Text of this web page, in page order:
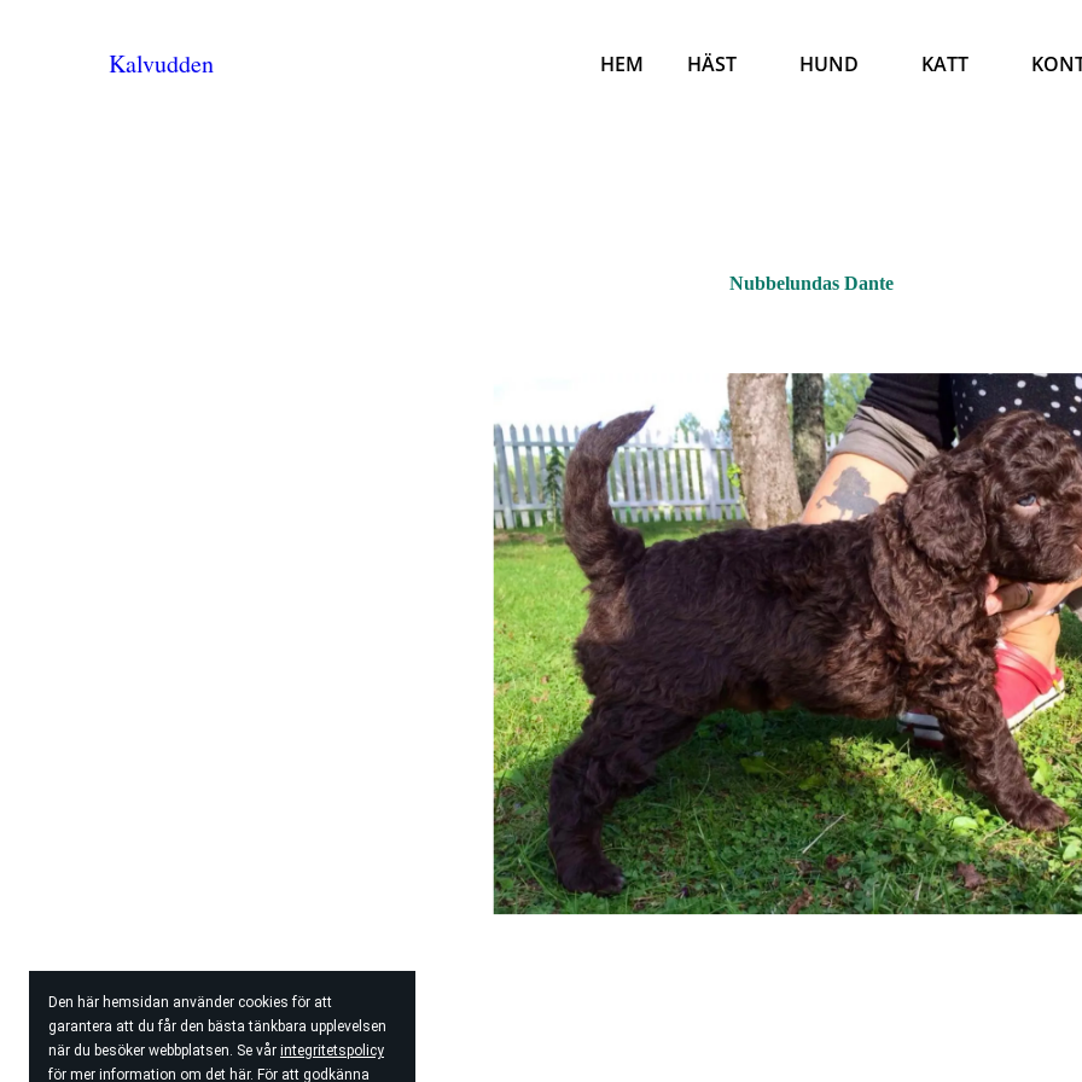
Den här hemsidan använder cookies för att
garantera att du får den bästa tänkbara upplevelsen
när du besöker webbplatsen. Se vår integritetspolicy
för mer information om det här. För att godkänna
Kalvudden HEM HÄST HUND KATT
Nubbelundas Dante